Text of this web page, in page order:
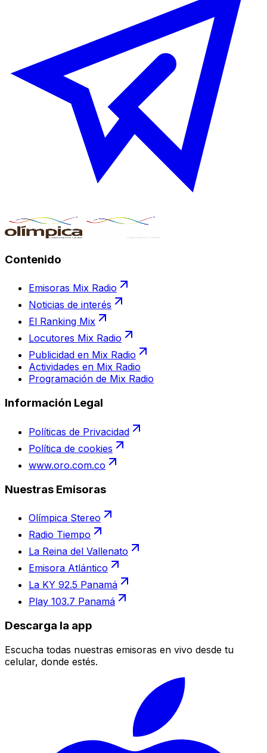
Contenido
Emisoras Mix Radio
Noticias de interés
El Ranking Mix
Locutores Mix Radio
Publicidad en Mix Radio
Actividades en Mix Radio
Programación de Mix Radio
Información Legal
Políticas de Privacidad
Política de cookies
www.oro.com.co
Nuestras Emisoras
Olímpica Stereo
Radio Tiempo
La Reina del Vallenato
Emisora Atlántico
La KY 92.5 Panamá
Play 103.7 Panamá
Descarga la app
Escucha todas nuestras emisoras en vivo desde tu
celular, donde estés.